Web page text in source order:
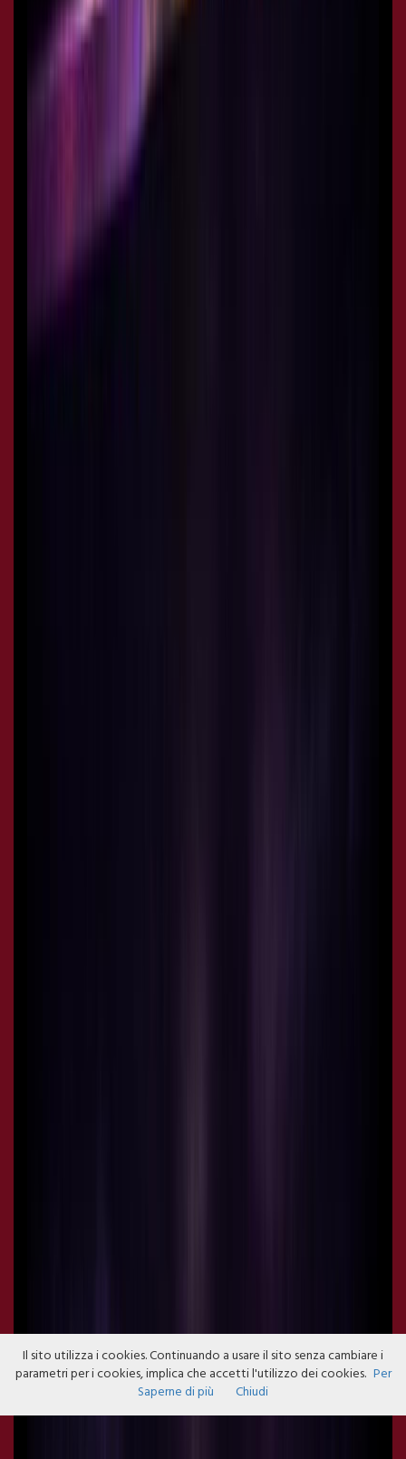
Il sito utilizza i cookies. Continuando a usare il sito senza cambiare i
parametri per i cookies, implica che accetti l'utilizzo dei cookies. Per
Saperne di più
Chiudi